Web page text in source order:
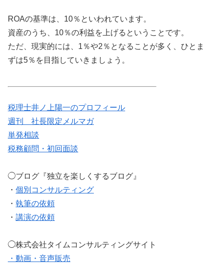
ROAの基準は、10％といわれています。
資産のうち、10％の利益を上げるということです。
ただ、現実的には、1％や2％となることが多く、ひとま
ずは5％を目指していきましょう。
税理士井ノ上陽一のプロフィール
週刊 社長限定メルマガ
単発相談
税務顧問・初回面談
◯ブログ『独立を楽しくするブログ』
・ 個別コンサルティング
・ 執筆の依頼
・ 講演の依頼
◯株式会社タイムコンサルティングサイト
・動画・音声販売